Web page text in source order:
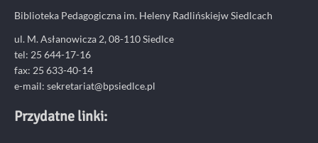
Biblioteka Pedagogiczna im. Heleny Radlińskiejw Siedlcach
ul. M. Asłanowicza 2, 08-110 Siedlce
tel: 25 644-17-16
fax: 25 633-40-14
e-mail: sekretariat@bpsiedlce.pl
Przydatne linki: